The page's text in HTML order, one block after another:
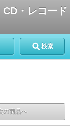
・レコード
検索
の商品へ